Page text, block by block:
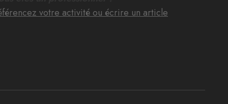
votre activité ou écrire un article